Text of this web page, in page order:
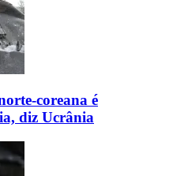
coreana é
diz Ucrânia